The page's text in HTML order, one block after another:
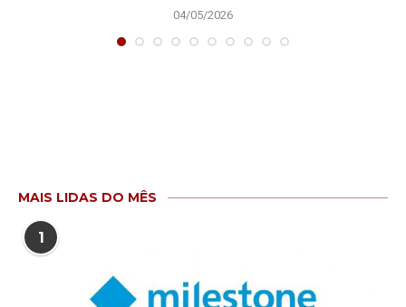
04/05/2026
MAIS LIDAS DO MÊS
1